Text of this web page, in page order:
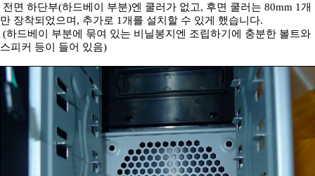
전면 하단부(하드베이 부분)엔 쿨러가 없고, 후면 쿨러는 80mm 1개
만 장착되었으며, 추가로 1개를 설치할 수 있게 했습니다.
(하드베이 부분에 묶여 있는 비닐봉지엔 조립하기에 충분한 볼트와
스피커 등이 들어 있음)